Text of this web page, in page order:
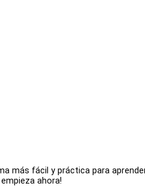
más fácil y práctica para
empieza ahora!